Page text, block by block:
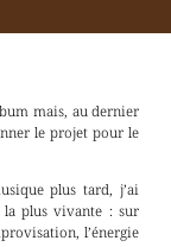
mais, au dernier
le projet pour le
plus tard, j’ai
plus vivante : sur
l’énergie